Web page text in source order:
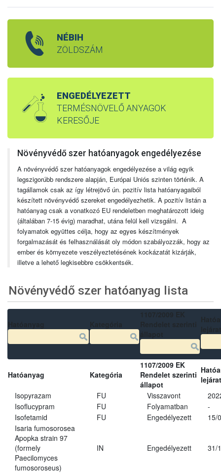
NÉBIH
ZÖLDSZÁM
ENGEDÉLYEZETT
TERMÉSNÖVELŐ ANYAGOK
KERESŐJE
Növényvédő szer hatóanyagok engedélyezése
A növényvédő szer hatóanyagok engedélyezése a világ egyik
legszigorúbb rendszere alapján, Európai Uniós szinten történik. A
tagállamok csak az így létrejövő ún. pozitív lista hatóanyagaiból
készített növényvédő szereket engedélyezhetik. A pozitív listán a
hatóanyag csak a vonatkozó EU rendeletben meghatározott ideig
(általában 7-15 évig) maradhat, utána felül kell vizsgálni. A
folyamatok együttes célja, hogy az egyes készítmények
forgalmazását és felhasználását oly módon szabályozzák, hogy az
ember és környezete veszélyeztetésének kockázatát kizárják,
illetve a lehető legkisebbre csökkentsék.
Növényvédő szer hatóanyag lista
Hatóanyag Kategória
1107/2009 EK
Rendelet szerinti
állapot
Isopyrazam
FU Visszavont
Isoflucypram
FU Folyamatban
-
Isofetamid
FU Engedélyezett
15/
Isaria fumosorosea
Apopka strain 97
(formely
Paecilomyces
fumosoroseus)
IN Engedélyezett 31/